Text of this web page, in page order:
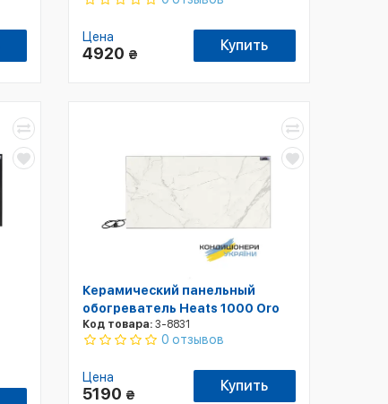
Цена
4920 ₴
Купить
Керамический панельный
обогреватель Heats 1000 Oro
Код товара:3-8831
0 отзывов
Цена
5190 ₴
Купить